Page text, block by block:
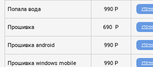
Попала вода 990 P
Прошивка 690 P
Прошивка android 990 P
Прошивка windows mobile 990 P